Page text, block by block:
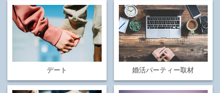
デート 婚活パーティー取材